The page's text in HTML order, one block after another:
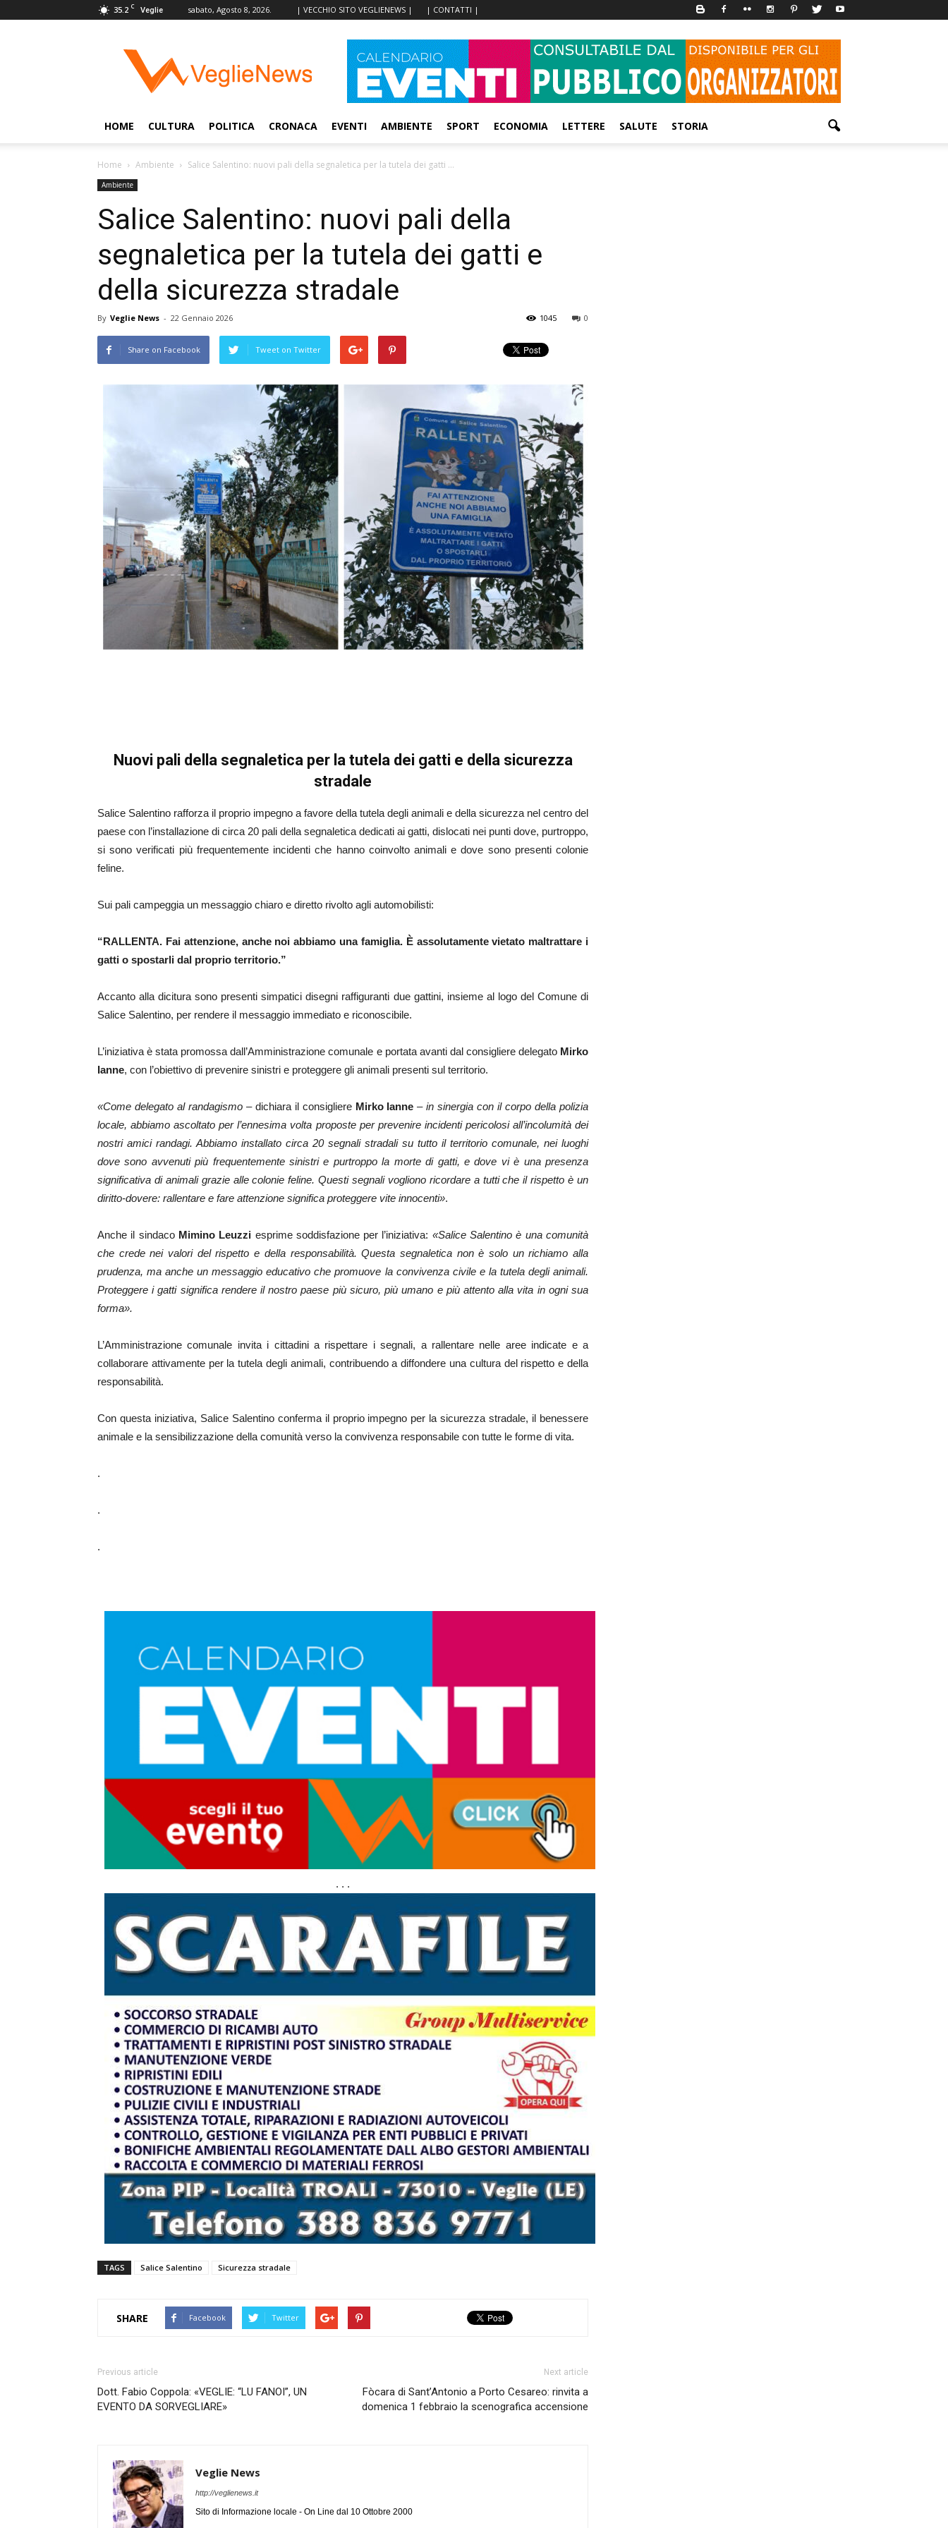
35.2 C Veglie sabato, Agosto 8, 2026. | VECCHIO SITO VEGLIENEWS | | CONTATTI |
VeglieNews
Veglie
nel
HOME
CULTURA POLITICA CRONACA EVENTI AMBIENTE SPORT ECONOMIA LETTERE SALUTE STORIA
Home Ambiente Salice Salentino: nuovi pali della segnaletica per la tutela dei gatti ...
Ambiente
Salice Salentino: nuovi pali della
segnaletica per la tutela dei gatti e
della sicurezza stradale
By Veglie News - 22 Gennaio 2026 0
1045
Share on Facebook Tweet on Twitter
Nuovi pali della segnaletica per la tutela dei gatti e della sicurezza
stradale
Salice Salentino rafforza il proprio impegno a favore della tutela degli animali e della sicurezza nel centro del
paese con l’installazione di circa 20 pali della segnaletica dedicati ai gatti, dislocati nei punti dove, purtroppo,
si sono verificati più frequentemente incidenti che hanno coinvolto animali e dove sono presenti colonie
feline.
Sui pali campeggia un messaggio chiaro e diretto rivolto agli automobilisti:
“RALLENTA. Fai attenzione, anche noi abbiamo una famiglia. È assolutamente vietato maltrattare i
gatti o spostarli dal proprio territorio.”
Accanto alla dicitura sono presenti simpatici disegni raffiguranti due gattini, insieme al logo del Comune di
Salice Salentino, per rendere il messaggio immediato e riconoscibile.
L’iniziativa è stata promossa dall’Amministrazione comunale e portata avanti dal consigliere delegato Mirko
Ianne, con l’obiettivo di prevenire sinistri e proteggere gli animali presenti sul territorio.
«Come delegato al randagismo – dichiara il consigliere Mirko Ianne – in sinergia con il corpo della polizia
locale, abbiamo ascoltato per l’ennesima volta proposte per prevenire incidenti pericolosi all’incolumità dei
nostri amici randagi. Abbiamo installato circa 20 segnali stradali su tutto il territorio comunale, nei luoghi
dove sono avvenuti più frequentemente sinistri e purtroppo la morte di gatti, e dove vi è una presenza
significativa di animali grazie alle colonie feline. Questi segnali vogliono ricordare a tutti che il rispetto è un
diritto-dovere: rallentare e fare attenzione significa proteggere vite innocenti».
Anche il sindaco Mimino Leuzzi esprime soddisfazione per l’iniziativa: «Salice Salentino è una comunità
che crede nei valori del rispetto e della responsabilità. Questa segnaletica non è solo un richiamo alla
prudenza, ma anche un messaggio educativo che promuove la convivenza civile e la tutela degli animali.
Proteggere i gatti significa rendere il nostro paese più sicuro, più umano e più attento alla vita in ogni sua
forma».
L’Amministrazione comunale invita i cittadini a rispettare i segnali, a rallentare nelle aree indicate e a
collaborare attivamente per la tutela degli animali, contribuendo a diffondere una cultura del rispetto e della
responsabilità.
Con questa iniziativa, Salice Salentino conferma il proprio impegno per la sicurezza stradale, il benessere
animale e la sensibilizzazione della comunità verso la convivenza responsabile con tutte le forme di vita.
.
.
.
. . .
TAGS Salice Salentino Sicurezza stradale
SHARE Facebook Twitter
Previous article
Dott. Fabio Coppola: «VEGLIE: “LU FANOI”, UN
EVENTO DA SORVEGLIARE»
Next article
Fòcara di Sant’Antonio a Porto Cesareo: rinvita a
domenica 1 febbraio la scenografica accensione
Veglie News
http://veglienews.it
Sito di Informazione locale - On Line dal 10 Ottobre 2000